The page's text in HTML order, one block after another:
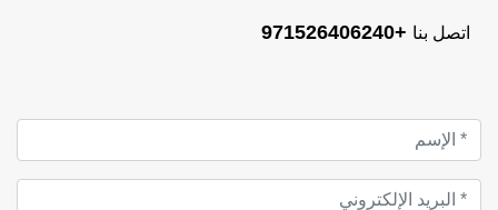
اتصل بنا +971526406240